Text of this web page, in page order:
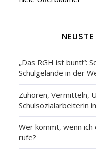
„Das RGH ist bunt!“:
Schulgelände in der
Zuhören, Vermitteln,
Schulsozialarbeiterin
Wer kommt, wenn
rufe?